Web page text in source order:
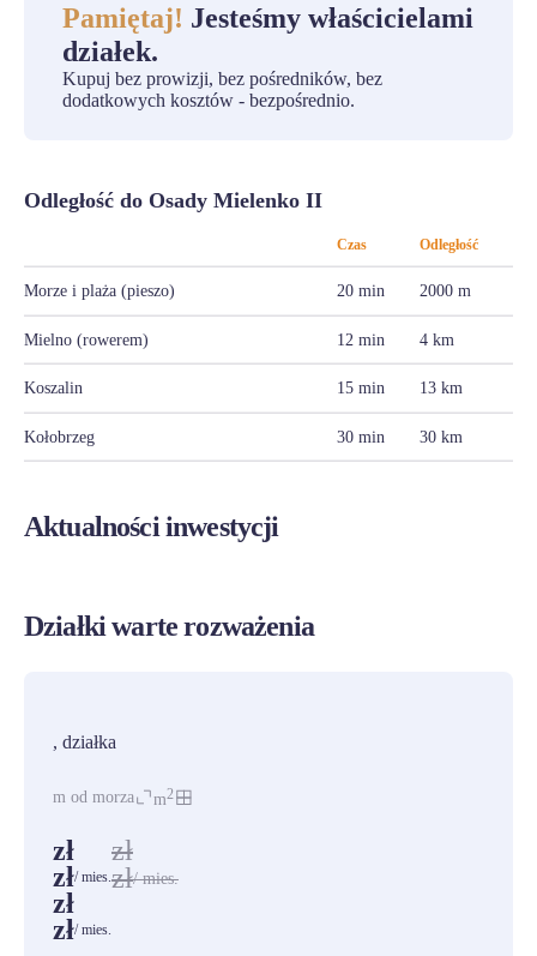
Pamiętaj! Jesteśmy właścicielami
działek.
Kupuj bez prowizji, bez pośredników, bez
dodatkowych kosztów - bezpośrednio.
Odległość do Osady Mielenko II
Czas Odległość
Morze i plaża (pieszo) 20 min 2000 m
Mielno (rowerem) 12 min 4 km
Koszalin 15 min 13 km
Kołobrzeg 30 min 30 km
Aktualności inwestycji
Działki warte rozważenia
, działka
m od morza m2
zł
zł/ mies.
zł
zł/ mies.
zł
zł/ mies.